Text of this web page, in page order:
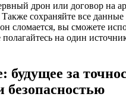
дрон или договор на
Также сохраняйте все
сломается, вы сможете
на один
будущее за
безопасностью